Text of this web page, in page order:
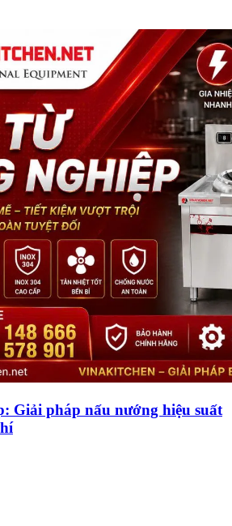
Giải pháp nấu nướng hiệu suất